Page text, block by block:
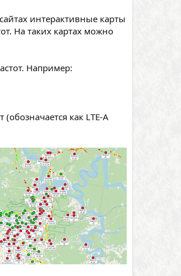
интерактивные карты
На таких картах можно
Например:
как LTE-A